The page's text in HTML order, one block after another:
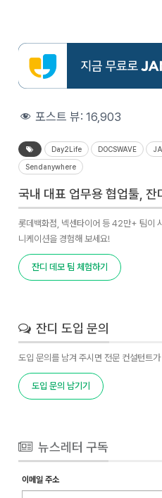
포스트 뷰:16,903
Day2Life DOCSWAVE
Sendanywhere
국내 대표 업무용 협업툴, 잔
롯데백화점, 넥센타이어 등 42만+ 팀이
니케이션을 경험해 보세요!
잔디 데모 팀 체험하기
잔디 도입 문의
도입 문의를 남겨 주시면 전문 컨설턴트
도입 문의 남기기
뉴스레터 구독
이메일 주소